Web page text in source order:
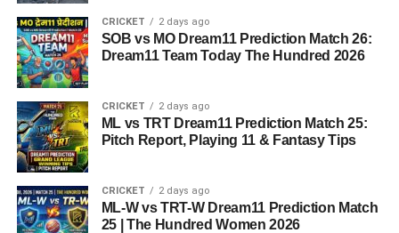
CRICKET 2 days ago
SOB vs MO Dream11 Prediction Match 26:
Dream11 Team Today The Hundred 2026
CRICKET 2 days ago
ML vs TRT Dream11 Prediction Match 25:
Pitch Report, Playing 11 & Fantasy Tips
CRICKET 2 days ago
ML-W vs TRT-W Dream11 Prediction Match
25 | The Hundred Women 2026